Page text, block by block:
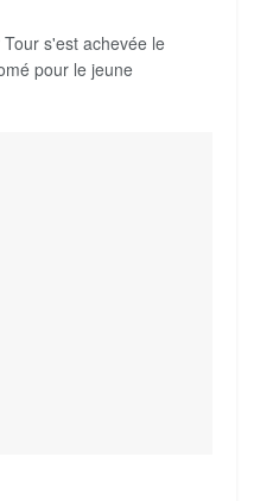
s'est achevée le
pour le jeune